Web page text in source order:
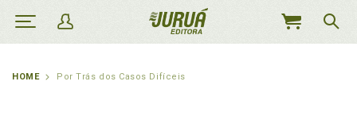
MEU
HOME Por Trás dos Casos Difíceis